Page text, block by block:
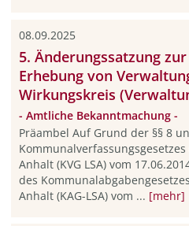
08.09.2025
5. Änderungssatzung
Erhebung von
Wirkungskreis
- Amtliche Bekanntmachung -
Präambel Auf Grund der §§ 8
Anhalt (KVG LSA) vom
des
Anhalt (KAG-LSA) vom ... [mehr]